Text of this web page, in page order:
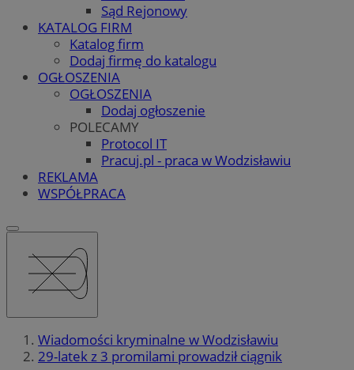
Sąd Rejonowy
KATALOG FIRM
Katalog firm
Dodaj firmę do katalogu
OGŁOSZENIA
OGŁOSZENIA
Dodaj ogłoszenie
POLECAMY
Protocol IT
Pracuj.pl - praca w Wodzisławiu
REKLAMA
WSPÓŁPRACA
Wiadomości kryminalne w Wodzisławiu
29-latek z 3 promilami prowadził ciągnik